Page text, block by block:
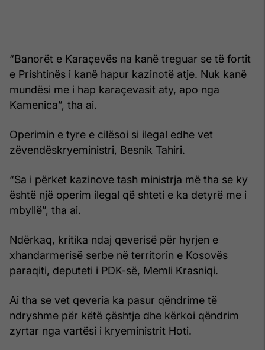
“Banorët e Karaçevës na kanë treguar se të fortit
e Prishtinës i kanë hapur kazinotë atje. Nuk kanë
mundësi me i hap karaçevasit aty, apo nga
Kamenica”, tha ai.
Operimin e tyre e cilësoi si ilegal edhe vet
zëvendëskryeministri, Besnik Tahiri.
“Sa i përket kazinove tash ministrja më tha se ky
është një operim ilegal që shteti e ka detyrë me i
mbyllë”, tha ai.
Ndërkaq, kritika ndaj qeverisë për hyrjen e
xhandarmerisë serbe në territorin e Kosovës
paraqiti, deputeti i PDK-së, Memli Krasniqi.
Ai tha se vet qeveria ka pasur qëndrime të
ndryshme për këtë çështje dhe kërkoi qëndrim
zyrtar nga vartësi i kryeministrit Hoti.